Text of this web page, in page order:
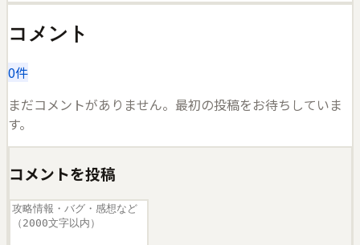
コメント
0件
まだコメントがありません。最初の投稿をお待ちしていま
す。
コメントを投稿